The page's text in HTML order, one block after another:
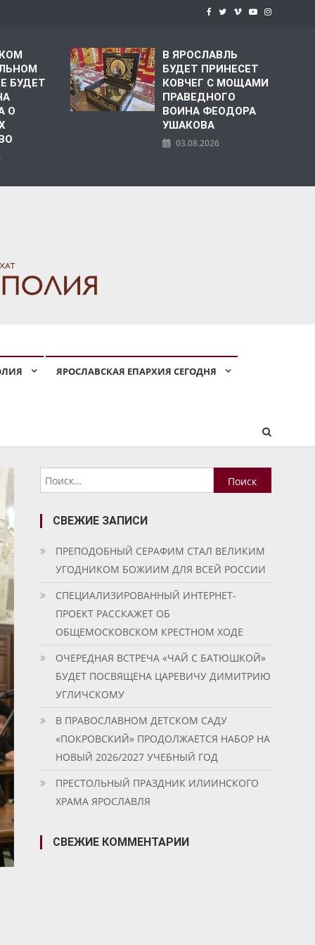
БУДЕТ
О
В ЯРОСЛАВЛЬ
БУДЕТ ПРИНЕСЕТ
КОВЧЕГ С МОЩАМИ
ПРАВЕДНОГО
ВОИНА ФЕОДОРА
УШАКОВА
03.08.2026
ЯРОСЛАВСКАЯ ЕПАРХИЯ СЕГОДНЯ
Найти:
СВЕЖИЕ ЗАПИСИ
ПРЕПОДОБНЫЙ СЕРАФИМ СТАЛ ВЕЛИКИМ
УГОДНИКОМ БОЖИИМ ДЛЯ ВСЕЙ РОССИИ
СПЕЦИАЛИЗИРОВАННЫЙ ИНТЕРНЕТ-
ПРОЕКТ РАССКАЖЕТ ОБ
ОБЩЕМОСКОВСКОМ КРЕСТНОМ ХОДЕ
ОЧЕРЕДНАЯ ВСТРЕЧА «ЧАЙ С БАТЮШКОЙ»
БУДЕТ ПОСВЯЩЕНА ЦАРЕВИЧУ ДИМИТРИЮ
УГЛИЧСКОМУ
В ПРАВОСЛАВНОМ ДЕТСКОМ САДУ
«ПОКРОВСКИЙ» ПРОДОЛЖАЕТСЯ НАБОР НА
НОВЫЙ 2026/2027 УЧЕБНЫЙ ГОД
ПРЕСТОЛЬНЫЙ ПРАЗДНИК ИЛИИНСКОГО
ХРАМА ЯРОСЛАВЛЯ
СВЕЖИЕ КОММЕНТАРИИ